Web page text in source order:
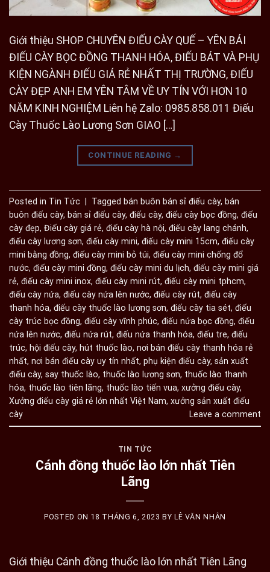
Giới thiệu SHOP CHUYÊN ĐIẾU CÀY QUẾ – YÊN BÁI
ĐIẾU CÀY BỌC ĐỒNG THANH HÓA, ĐIẾU BÁT VÀ PHỤ
KIỆN NGÀNH ĐIẾU GIÁ RẺ NHẤT THỊ TRƯỜNG, ĐIẾU
CÀY ĐẸP ANH EM YÊN TÂM VỀ UY TÍN VỚI HƠN 10
NĂM KINH NGHIỆM Liên hệ Zalo: 0985.858.011 Điếu
Cày Thuốc Lào Lương Sơn GIAO […]
CONTINUE READING →
Posted in Tin Tức Tagged bán buôn bán sỉ điếu cày, bán
buôn điếu cày, bán sỉ điếu cày, điếu cày, điếu cày bọc đồng, điếu
cày đẹp, Điếu cày giá rẻ, điếu cày hà nội, điếu cày lang chánh,
điếu cày lương sơn, điếu cày mini, điếu cày mini 15cm, điếu cày
mini bằng đồng, điếu cày mini bỏ túi, điếu cày mini chống đổ
nước, điếu cày mini đồng, điếu cày mini du lịch, điếu cày mini giá
rẻ, điếu cày mini inox, điếu cày mini rút, điếu cày mini tphcm,
điếu cày nứa, điếu cày nứa lên nước, điếu cày rút, điếu cày
thanh hóa, điếu cày thuốc lào lương sơn, điếu cày tia sét, điếu
cày trúc bọc đồng, điếu cày vĩnh phúc, điếu nứa bọc đồng, điếu
nứa lên nước, điếu nứa rút, điếu nứa thanh hóa, điếu tre, điếu
trúc, hội điếu cày, hút thuốc lào, nơi bán điếu cày thanh hóa rẻ
nhất, nơi bán điếu cày uy tín nhất, phụ kiện điếu cày, sản xuất
điếu cày, say thuốc lào, thuốc lào lương sơn, thuốc lào thanh
hóa, thuốc lào tiên lãng, thuốc lào tiến vua, xưởng điếu cày,
Xưởng điếu cày giá rẻ lớn nhất Việt Nam, xưởng sản xuất điếu
cày
Leave a comment
TIN TỨC
Cánh đồng thuốc lào lớn nhất Tiên
Lãng
POSTED ON 18 THÁNG 6, 2023 BY LÊ VĂN NHÂN
Giới thiệu Cánh đồng thuốc lào lớn nhất Tiên Lãng